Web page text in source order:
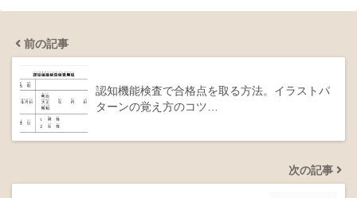
前の記事
認知機能検査で合格点を取る方法。イラストパ
ターンの覚え方のコツ…
次の記事